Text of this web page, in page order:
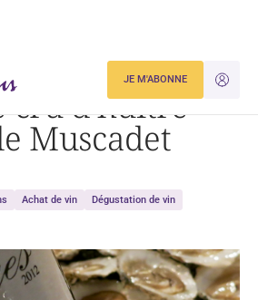
JE
JE M'ABONNE
cru d’huître son cru de Muscadet
cru d’huître
Muscadet
Achat de vin
Dégustation de vin